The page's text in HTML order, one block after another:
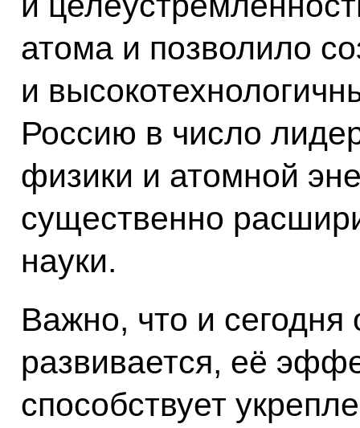
атома и позволило
и
Россию в число
физики и атомной
существенно
науки.
Важно, что и
развивается, её
способствует